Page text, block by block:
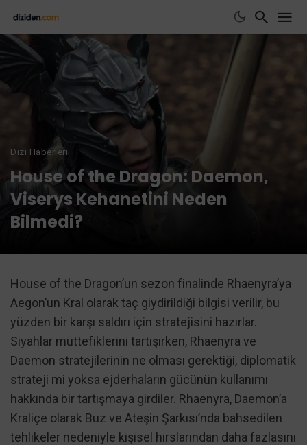
Dizi Haberleri
House of the Dragon: Daemon,
Viserys Kehanetini Neden
Bilmedi?
House of the Dragon’un sezon finalinde Rhaenyra’ya
Aegon’un Kral olarak taç giydirildiği bilgisi verilir, bu
yüzden bir karşı saldırı için stratejisini hazırlar.
Siyahlar müttefiklerini tartışırken, Rhaenyra ve
Daemon stratejilerinin ne olması gerektiği, diplomatik
strateji mi yoksa ejderhaların gücünün kullanımı
hakkında bir tartışmaya girdiler. Rhaenyra, Daemon’a
Kraliçe olarak Buz ve Ateşin Şarkısı’nda bahsedilen
tehlikeler nedeniyle kişisel hırslarından daha fazlasını